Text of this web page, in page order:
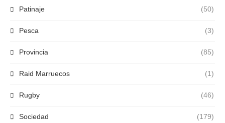
Patinaje (50)
Pesca (3)
Provincia (85)
Raid Marruecos (1)
Rugby (46)
Sociedad (179)